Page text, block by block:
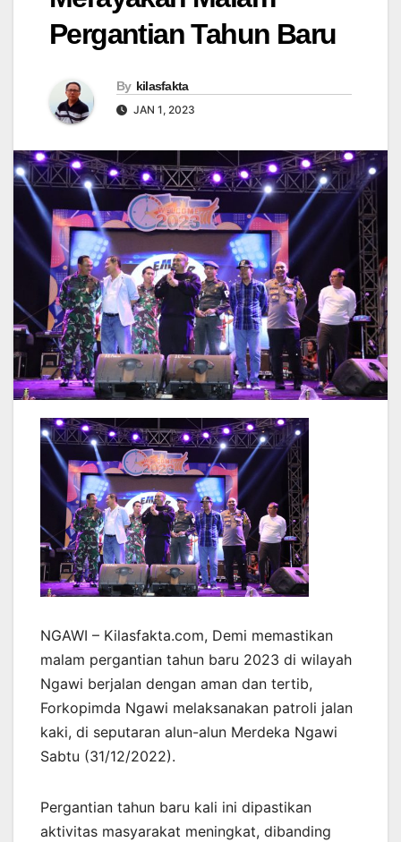
Pergantian Tahun Baru
By kilasfakta
JAN 1, 2023
NGAWI – Kilasfakta.com, Demi memastikan
malam pergantian tahun baru 2023 di wilayah
Ngawi berjalan dengan aman dan tertib,
Forkopimda Ngawi melaksanakan patroli jalan
kaki, di seputaran alun-alun Merdeka Ngawi
Sabtu (31/12/2022).
Pergantian tahun baru kali ini dipastikan
aktivitas masyarakat meningkat, dibanding